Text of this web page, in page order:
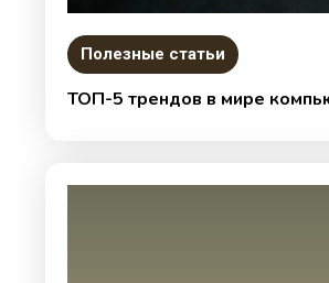
Полезные статьи
ТОП-5 трендов в мире